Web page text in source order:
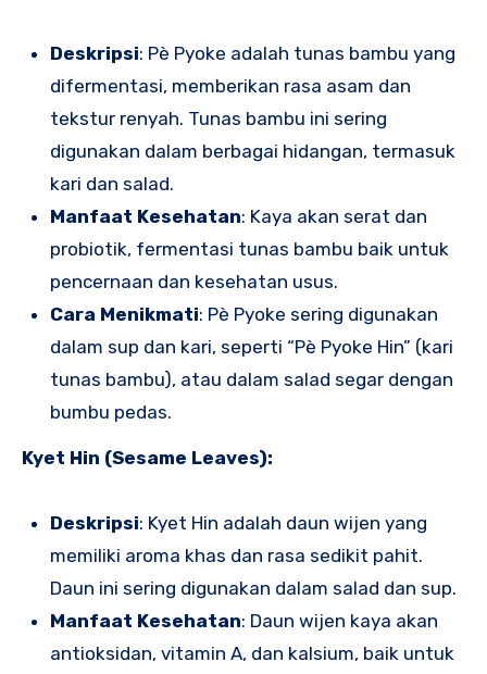
Deskripsi: Pè Pyoke adalah tunas bambu yang
difermentasi, memberikan rasa asam dan
tekstur renyah. Tunas bambu ini sering
digunakan dalam berbagai hidangan, termasuk
kari dan salad.
Manfaat Kesehatan: Kaya akan serat dan
probiotik, fermentasi tunas bambu baik untuk
pencernaan dan kesehatan usus.
Cara Menikmati: Pè Pyoke sering digunakan
dalam sup dan kari, seperti “Pè Pyoke Hin” (kari
tunas bambu), atau dalam salad segar dengan
bumbu pedas.
Kyet Hin (Sesame Leaves):
Deskripsi: Kyet Hin adalah daun wijen yang
memiliki aroma khas dan rasa sedikit pahit.
Daun ini sering digunakan dalam salad dan sup.
Manfaat Kesehatan: Daun wijen kaya akan
antioksidan, vitamin A, dan kalsium, baik untuk